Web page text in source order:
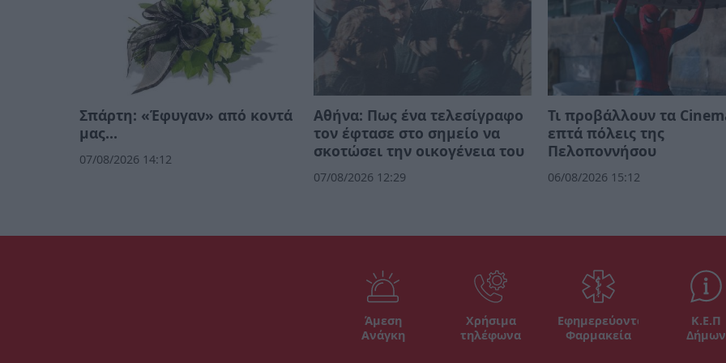
Σπάρτη: «Έφυγαν» από κοντά
μας…
07/08/2026 14:12
Αθήνα: Πως ένα τελεσίγραφο
τον έφτασε στο σημείο να
σκοτώσει την οικογένεια του
07/08/2026 12:29
Τι προβάλλουν τα
επτά πόλεις της
Πελοποννήσου
06/08/2026 15:12
Άμεση
Ανάγκη
Χρήσιμα
τηλέφωνα
Εφημερεύοντα
Φαρμακεία
Κ.Ε.Π
Δήμων